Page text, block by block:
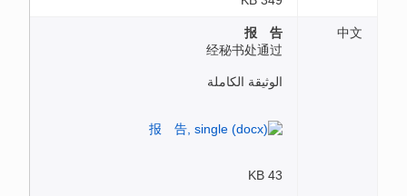
中文
报 告
经秘书处通过
الوثيقة الكاملة
43 KB